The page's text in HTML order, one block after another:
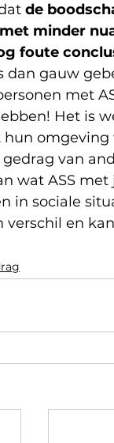
de
minder
foute
dan gauw
met
Het is
omgeving
van
wat ASS
in sociale
verschil en